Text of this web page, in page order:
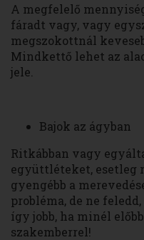
A megfelelő
fáradt vagy, vagy
megszokottnál
Mindkettő lehet az
jele.
Bajok az ágyban
Ritkábban vagy
együttléteket, esetleg
gyengébb a
probléma, de ne
így jobb, ha minél
szakemberrel!